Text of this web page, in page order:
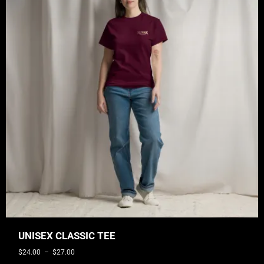
UNISEX CLASSIC TEE
$24.00 – $27.00